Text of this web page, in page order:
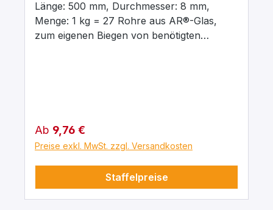
Länge: 500 mm, Durchmesser: 8 mm,
Menge: 1 kg = 27 Rohre aus AR®-Glas,
zum eigenen Biegen von benötigten
Regulärer Preis:
Ab 9,76 €
Preise exkl. MwSt. zzgl. Versandkosten
Staffelpreise